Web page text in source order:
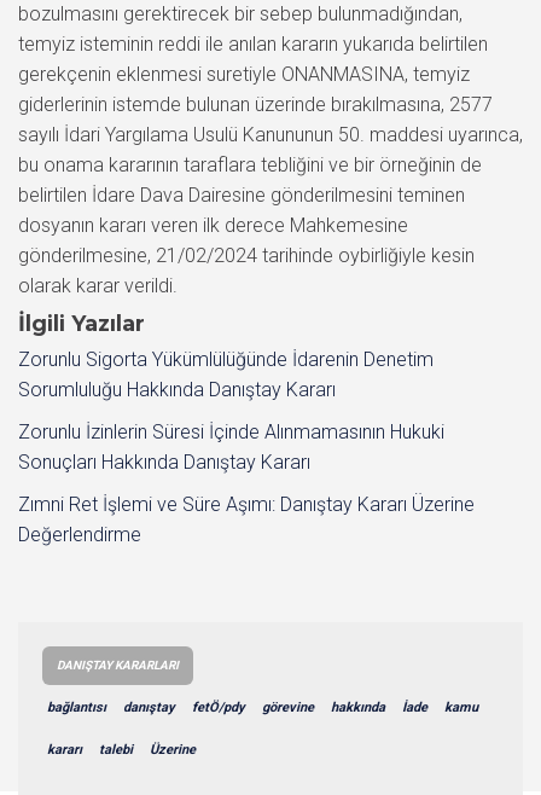
bozulmasını gerektirecek bir sebep bulunmadığından,
temyiz isteminin reddi ile anılan kararın yukarıda belirtilen
gerekçenin eklenmesi suretiyle ONANMASINA, temyiz
giderlerinin istemde bulunan üzerinde bırakılmasına, 2577
sayılı İdari Yargılama Usulü Kanununun 50. maddesi uyarınca,
bu onama kararının taraflara tebliğini ve bir örneğinin de
belirtilen İdare Dava Dairesine gönderilmesini teminen
dosyanın kararı veren ilk derece Mahkemesine
gönderilmesine, 21/02/2024 tarihinde oybirliğiyle kesin
olarak karar verildi.
İlgili Yazılar
Zorunlu Sigorta Yükümlülüğünde İdarenin Denetim
Sorumluluğu Hakkında Danıştay Kararı
Zorunlu İzinlerin Süresi İçinde Alınmamasının Hukuki
Sonuçları Hakkında Danıştay Kararı
Zımni Ret İşlemi ve Süre Aşımı: Danıştay Kararı Üzerine
Değerlendirme
DANIŞTAY KARARLARI
bağlantısı danıştay fetÖ/pdy görevine hakkında İade kamu
kararı talebi Üzerine